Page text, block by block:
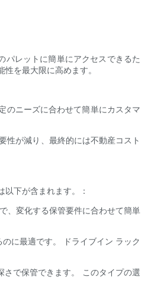
パレットに簡単にアクセスできるた
を最大限に高めます。
のニーズに合わせて簡単にカスタマ
性が減り、最終的には不動産コスト
下が含まれます。：
、変化する保管要件に合わせて簡単
に最適です。 ドライブイン ラック
で保管できます。 このタイプの選